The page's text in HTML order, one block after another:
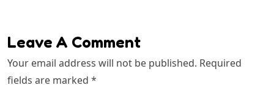
Leave A Comment
Your email address will not be published. Required
fields are marked *